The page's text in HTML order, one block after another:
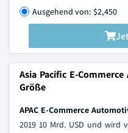
Ausgehend von: $2,450
Asia Pacific E-
Größe
APAC E-Commerce
2019 10 Mrd. USD und wird